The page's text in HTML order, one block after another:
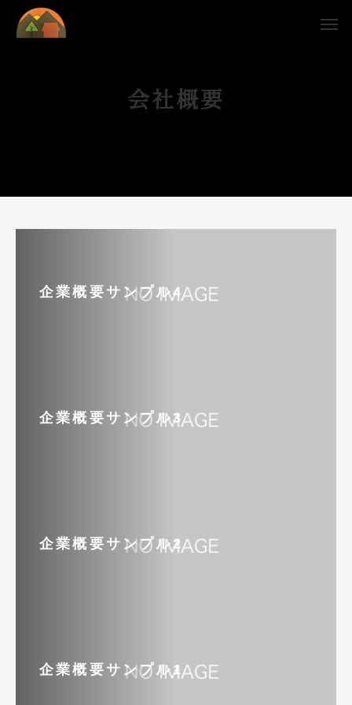
会社概要
企業概要サンプル4
企業概要サンプル3
企業概要サンプル2
企業概要サンプル1